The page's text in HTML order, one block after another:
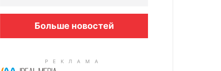
Больше новостей